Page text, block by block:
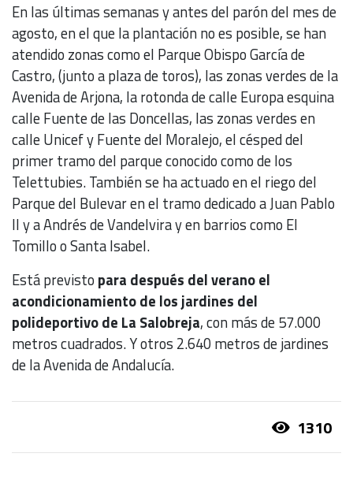
En las últimas semanas y antes del parón del mes de
agosto, en el que la plantación no es posible, se han
atendido zonas como el Parque Obispo García de
Castro, (junto a plaza de toros), las zonas verdes de la
Avenida de Arjona, la rotonda de calle Europa esquina
calle Fuente de las Doncellas, las zonas verdes en
calle Unicef y Fuente del Moralejo, el césped del
primer tramo del parque conocido como de los
Telettubies. También se ha actuado en el riego del
Parque del Bulevar en el tramo dedicado a Juan Pablo
II y a Andrés de Vandelvira y en barrios como El
Tomillo o Santa Isabel.
Está previsto para después del verano el
acondicionamiento de los jardines del
polideportivo de La Salobreja, con más de 57.000
metros cuadrados. Y otros 2.640 metros de jardines
de la Avenida de Andalucía.
1310